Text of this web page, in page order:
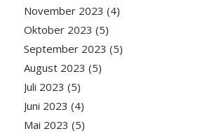
November 2023 (4)
Oktober 2023 (5)
September 2023 (5)
August 2023 (5)
Juli 2023 (5)
Juni 2023 (4)
Mai 2023 (5)